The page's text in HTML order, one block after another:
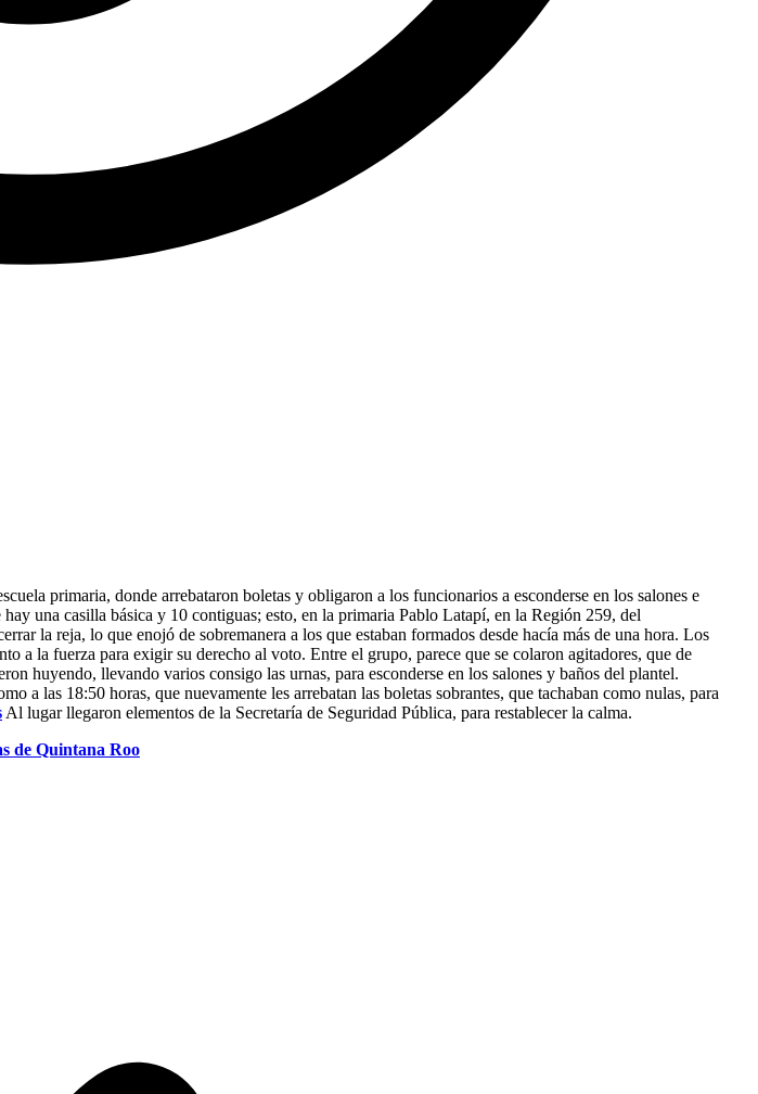
primaria, donde arrebataron boletas y obligaron a los funcionarios a esconderse en los salones e
una casilla básica y 10 contiguas; esto, en la primaria Pablo Latapí, en la Región 259, del
la reja, lo que enojó de sobremanera a los que estaban formados desde hacía más de una hora. Los
a la fuerza para exigir su derecho al voto. Entre el grupo, parece que se colaron agitadores, que de
huyendo, llevando varios consigo las urnas, para esconderse en los salones y baños del plantel.
a las 18:50 horas, que nuevamente les arrebatan las boletas sobrantes, que tachaban como nulas, para
Al lugar llegaron elementos de la Secretaría de Seguridad Pública, para restablecer la calma.
de Quintana Roo